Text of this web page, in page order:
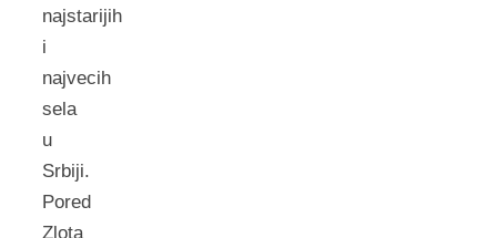
najstarijih
i
najvecih
sela
u
Srbiji.
Pored
Zlota